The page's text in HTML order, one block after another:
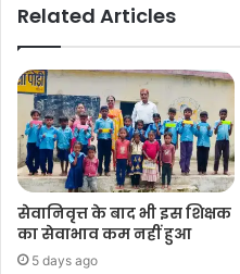
Related Articles
सेवानिवृत्त के बाद भी इस शिक्षक
का सेवाभाव कम नहीं हुआ
5 days ago